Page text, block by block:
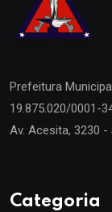
Prefeitura
19.875.020/0001-
Av. Acesita, 3230
Categoria